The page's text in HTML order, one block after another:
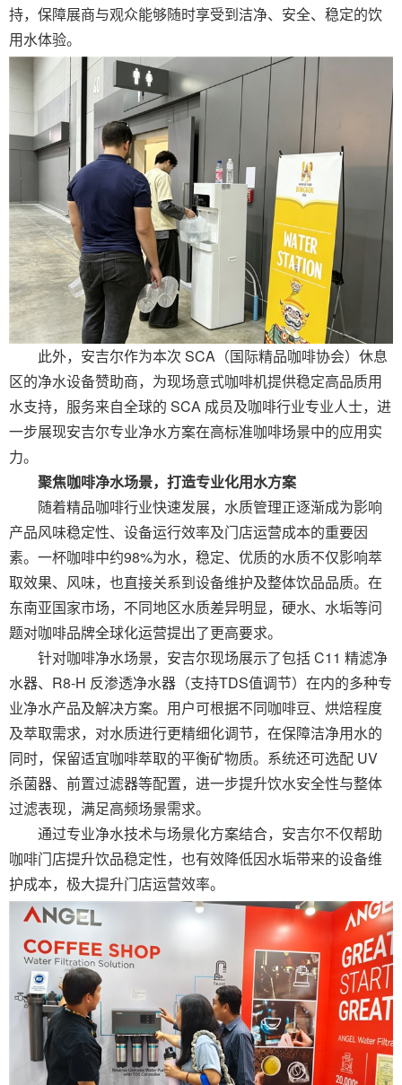
持，保障展商与观众能够随时享受到洁净、安全、稳定的饮
用水体验。
此外，安吉尔作为本次 SCA（国际精品咖啡协会）休息
区的净水设备赞助商，为现场意式咖啡机提供稳定高品质用
水支持，服务来自全球的 SCA 成员及咖啡行业专业人士，进
一步展现安吉尔专业净水方案在高标准咖啡场景中的应用实
力。
聚焦咖啡净水场景，打造专业化用水方案
随着精品咖啡行业快速发展，水质管理正逐渐成为影响
产品风味稳定性、设备运行效率及门店运营成本的重要因
素。一杯咖啡中约98%为水，稳定、优质的水质不仅影响萃
取效果、风味，也直接关系到设备维护及整体饮品品质。在
东南亚国家市场，不同地区水质差异明显，硬水、水垢等问
题对咖啡品牌全球化运营提出了更高要求。
针对咖啡净水场景，安吉尔现场展示了包括 C11 精滤净
水器、R8-H 反渗透净水器（支持TDS值调节）在内的多种专
业净水产品及解决方案。用户可根据不同咖啡豆、烘焙程度
及萃取需求，对水质进行更精细化调节，在保障洁净用水的
同时，保留适宜咖啡萃取的平衡矿物质。系统还可选配 UV
杀菌器、前置过滤器等配置，进一步提升饮水安全性与整体
过滤表现，满足高频场景需求。
通过专业净水技术与场景化方案结合，安吉尔不仅帮助
咖啡门店提升饮品稳定性，也有效降低因水垢带来的设备维
护成本，极大提升门店运营效率。